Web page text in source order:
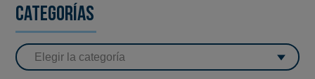
Categorías